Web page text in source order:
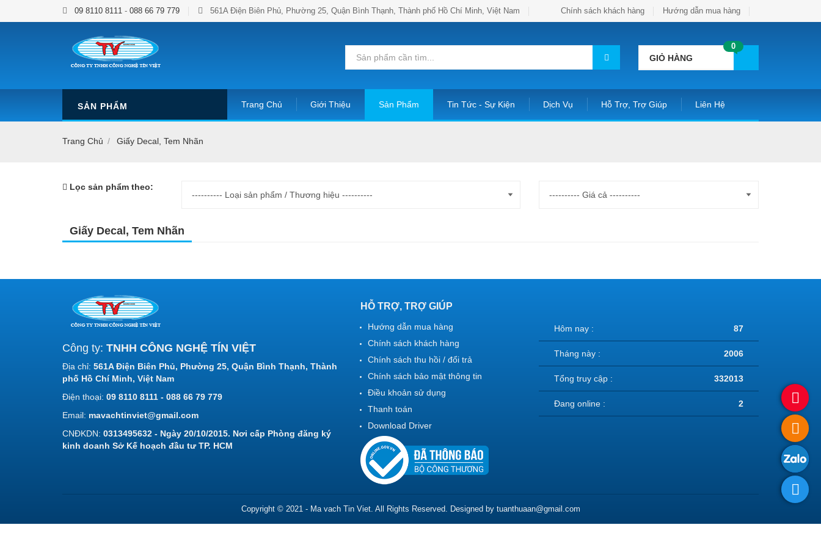
09 8110 8111 - 088 66 79 779 561A Điện Biên Phủ, Phường 25, Quận Bình Thạnh, Thành phố Hồ Chí Minh, Việt Nam Chính sách khách hàng Hướng dẫn mua hàng
GIỎ HÀNG
0
SẢN PHẨM Trang Chủ Giới Thiệu Sản Phẩm Tin Tức - Sự Kiện Dịch Vụ Hỗ Trợ, Trợ Giúp Liên Hệ
Trang Chủ Giấy Decal, Tem Nhãn
Lọc sản phẩm theo:
Giấy Decal, Tem Nhãn
Công ty: TNHH CÔNG NGHỆ TÍN VIỆT
Địa chỉ: 561A Điện Biên Phủ, Phường 25, Quận Bình Thạnh, Thành
phố Hồ Chí Minh, Việt Nam
Điện thoại: 09 8110 8111 - 088 66 79 779
Email: mavachtinviet@gmail.com
CNĐKDN: 0313495632 - Ngày 20/10/2015. Nơi cấp Phòng đăng ký
kinh doanh Sở Kế hoạch đầu tư TP. HCM
HỖ TRỢ, TRỢ GIÚP
Hướng dẫn mua hàng
Chính sách khách hàng
Chính sách thu hồi / đổi trả
Chính sách bảo mật thông tin
Điều khoản sử dụng
Thanh toán
Download Driver
Hôm nay : 87
Tháng này : 2006
Tổng truy cập : 332013
Đang online : 2
Copyright © 2021 - Ma vach Tin Viet. All Rights Reserved. Designed by tuanthuaan@gmail.com